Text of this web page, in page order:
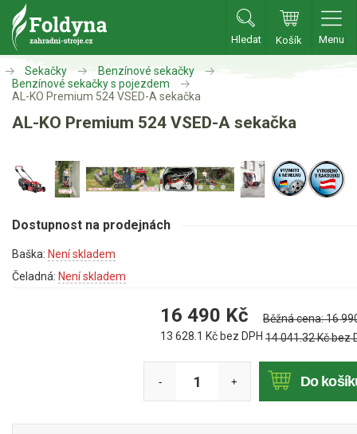
Hledat Košík Menu
Zahradní traktory
Aku traktory
Příslušenství
Sekačky
Benzínové sekačky
Benzínové sekačky s pojezdem
Benzínové sekačky bez pojezdu
Sekačky
Benzínové sekačky
Benzínové sekačky s pojezdem
AL-KO Premium 524 VSED-A sekačka
AL-KO Premium 524 VSED-A sekačka
Dostupnost na prodejnách
Baška: Není skladem
Čeladná: Není skladem
16 490 Kč
13 628.1 Kč bez DPH
Běžná cena:16
14 041.32Kč bez
- + Do